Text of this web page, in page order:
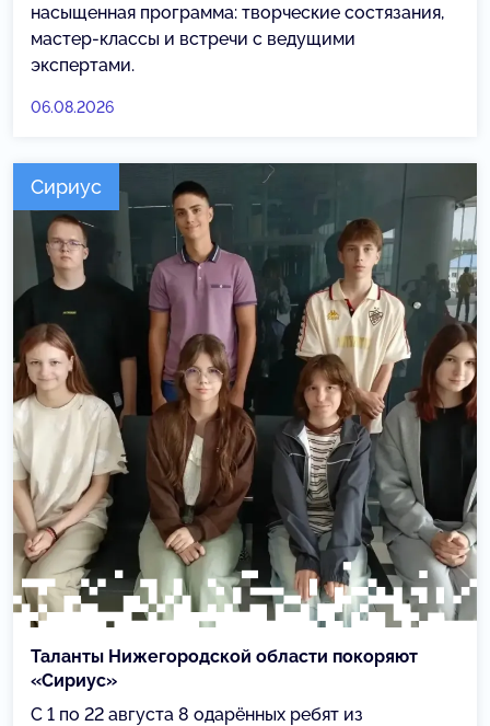
насыщенная программа: творческие состязания,
мастер-классы и встречи с ведущими
экспертами.
06.08.2026
Сириус
Таланты Нижегородской области покоряют
«Сириус»
С 1 по 22 августа 8 одарённых ребят из